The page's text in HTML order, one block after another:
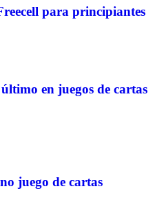
para principiantes
en juegos de cartas
juego de cartas